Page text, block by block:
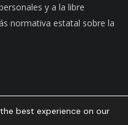
y a la libre
normativa estatal sobre la
Buscar
best experience on our